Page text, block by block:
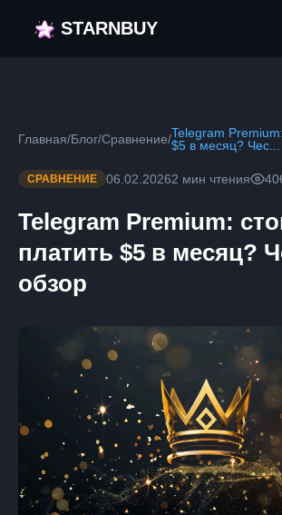
STARNBUY
Главная/Блог/Сравнение/Telegram
$5 в месяц? Чес...
СРАВНЕНИЕ 06.02.20262 мин чтения
Telegram Premium:
платить $5 в месяц?
обзор